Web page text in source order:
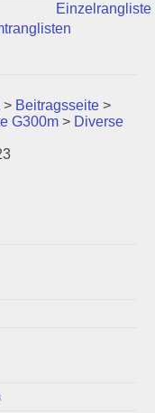
Einzelrangliste
> Beitragsseite >
G300m > Diverse